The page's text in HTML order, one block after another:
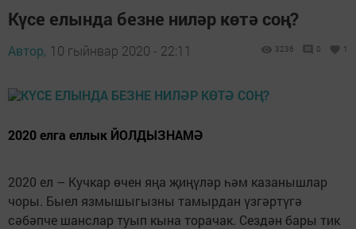
Күсе елында безне ниләр көтә соң?
Автор, 10 гыйнвар 2020 - 22:11 3236 0 1
2020 елга еллык ЙОЛДЫЗНАМӘ
2020 ел – Кучкар өчен яңа җиңүләр һәм казанышлар
чоры. Быел язмышыгызны тамырдан үзгәртүгә
сәбәпче шанслар туып кына торачак. Сездән бары тик